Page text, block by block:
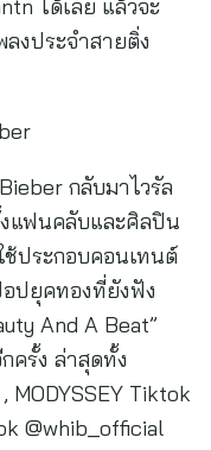
แฟนคลับและศิลปิน
ประกอบคอนเทนต์
And A Beat”
ครั้ง ล่าสุดทั้ง
Tiktok
@whib_official
างเข้าร่วมเทรนด์
ป็นหนึ่งในเพลงรีไว
รียบร้อยแล้ว